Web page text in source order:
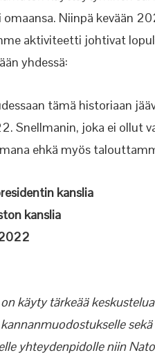
omaansa. Niinpä kevään
aktiviteetti johtivat
yhdessä:
tämä historiaan
Snellmanin, joka ei ollut
ehkä myös
kanslia
kanslia
on käyty tärkeää
yhteydenpidolle niin